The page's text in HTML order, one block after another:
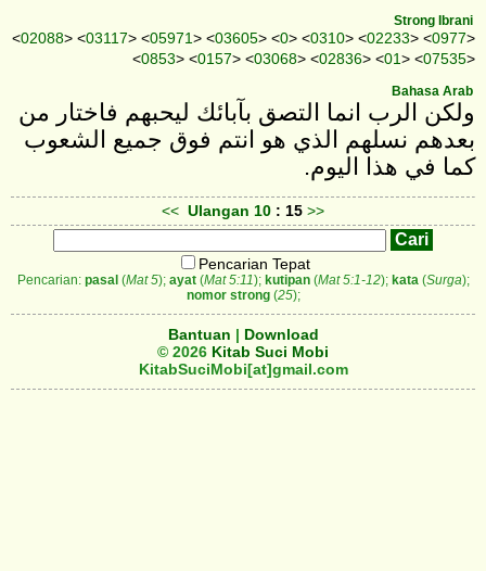
Strong Ibrani
<02088> <03117> <05971> <03605> <0> <0310> <02233> <0977>
<0853> <0157> <03068> <02836> <01> <07535>
Bahasa Arab
ولكن الرب انما التصق بآبائك ليحبهم فاختار من
بعدهم نسلهم الذي هو انتم فوق جميع الشعوب
كما في هذا اليوم.
<< Ulangan 10 : 15 >>
Pencarian Tepat
Pencarian: pasal(Mat 5); ayat(Mat 5:11); kutipan(Mat 5:1-12); kata (Surga);
nomor strong(25);
Bantuan | Download
© 2026 Kitab Suci Mobi
KitabSuciMobi[at]gmail.com